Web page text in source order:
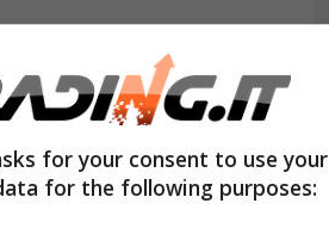
fisse semestrali e
di 36 mesi. Il BTP
di Stato che protegge
perché il capitale
for your consent to use your
for the following purposes: